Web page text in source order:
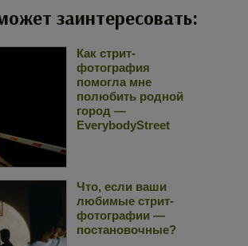
заинтересовать:
Как стрит-
фотография
помогла мне
полюбить родной
город —
EverybodyStreet
Что, если ваши
любимые стрит-
фотографии —
постановочные?